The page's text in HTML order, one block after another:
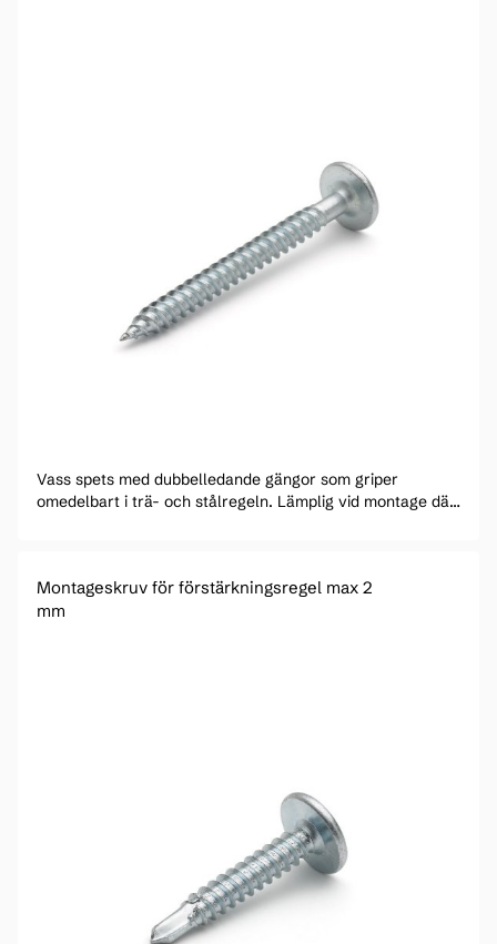
Vass spets med dubbelledande gängor som griper
omedelbart i trä- och stålregeln. Lämplig vid montage där
Montageskruv för förstärkningsregel max 2
mm